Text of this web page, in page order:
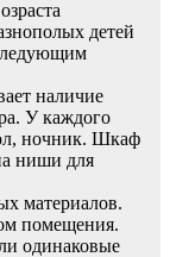
детей
наличие
У каждого
ночник. Шкаф
ниши для
материалов.
помещения.
одинаковые